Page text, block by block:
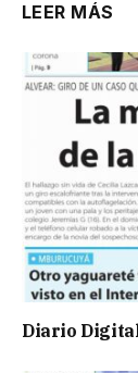
LEER MÁS
Diario Digital